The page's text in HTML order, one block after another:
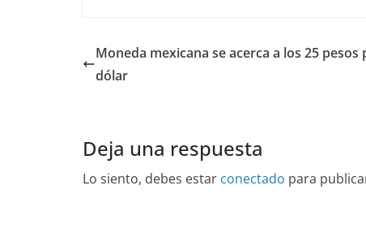
Moneda mexicana se acerca a los 25 pesos
dólar
Deja una respuesta
Lo siento, debes estar conectado para